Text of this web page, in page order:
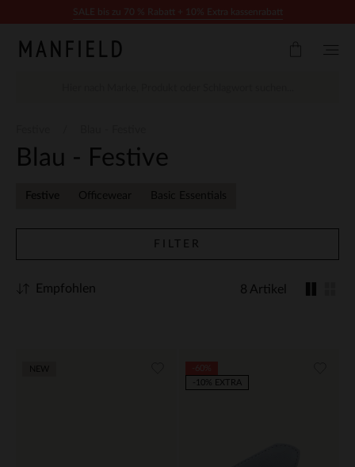
Blau - Festive
Festive Officewear Basic Essentials
FILTER
8 Artikel
Empfohlen
-10% EXTRA